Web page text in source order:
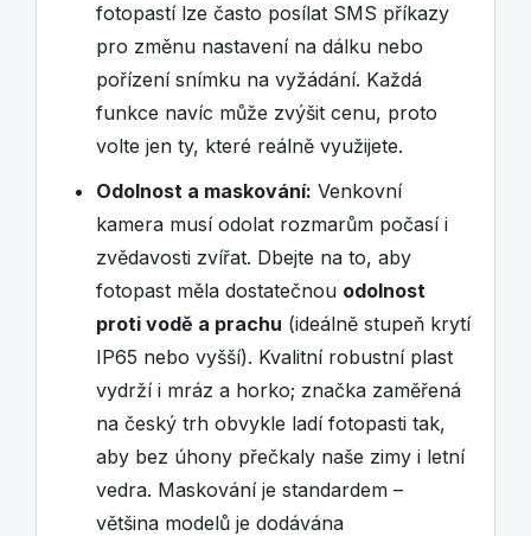
fotopastí lze často posílat SMS příkazy
pro změnu nastavení na dálku nebo
pořízení snímku na vyžádání. Každá
funkce navíc může zvýšit cenu, proto
volte jen ty, které reálně využijete.
Odolnost a maskování: Venkovní
kamera musí odolat rozmarům počasí i
zvědavosti zvířat. Dbejte na to, aby
fotopast měla dostatečnou odolnost
proti vodě a prachu (ideálně stupeň krytí
IP65 nebo vyšší). Kvalitní robustní plast
vydrží i mráz a horko; značka zaměřená
na český trh obvykle ladí fotopasti tak,
aby bez úhony přečkaly naše zimy i letní
vedra. Maskování je standardem –
většina modelů je dodávána